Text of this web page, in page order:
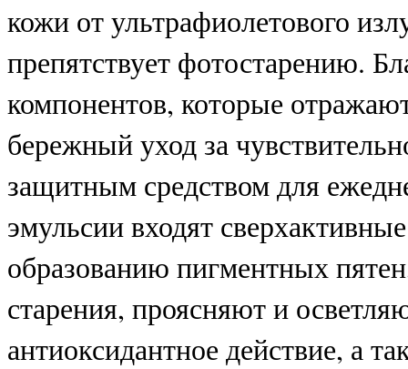
кожи от ультрафиолетового
препятствует фотостарению.
компонентов, которые
бережный уход за
защитным средством для
эмульсии входят
образованию пигментных
старения, проясняют и
антиоксидантное действие, а